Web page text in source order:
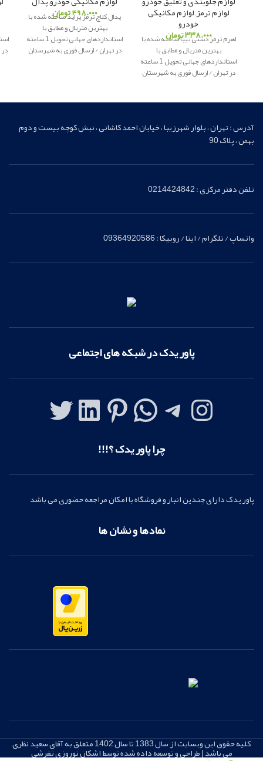
لوازم ترمز,لوازم مکانیکی
خودرو
۳۳۸.۰۰۰تومان
اهرم ترمز دستی تیبا ساخته شده با
بهترین متریال و مطابق با
استانداردهای جهانی تحویل 1 ساعته
در تهران / ارسال فوری به شهرستان
۴۹۸.۰۰۰تومان
پدال کلاچ ترمز پراید ساخته شده با
بهترین متریال و مطابق با
استانداردهای جهانی تحویل 1 ساعته
در تهران / ارسال فوری به شهرستان
آدرس : تهران ، بلوار شهرزیبا ، خیابان احمد کاشانی ، نبش کوچه بیست و دوم
بهمن ، پلاک 90
تلفن دفتر مرکزی : 0214424842
واتساپ / تلگرام / ایتا / روبیکا : 09364920586
پاور یدک در شبکه های اجتماعی
چرا پاور یدک ؟!!!
پاور یدک دارای چندین انبار و فروشگاه با امکان مراجعه حضوری می باشد
نمادها و نشان ها
کلیه حقوق این وبسایت از سال 1383 تا سال 1402 متعلق به آقای سعید نظری
می باشد | طراحی و توسعه داده شده توسط اشکان نوروزی تفرشی